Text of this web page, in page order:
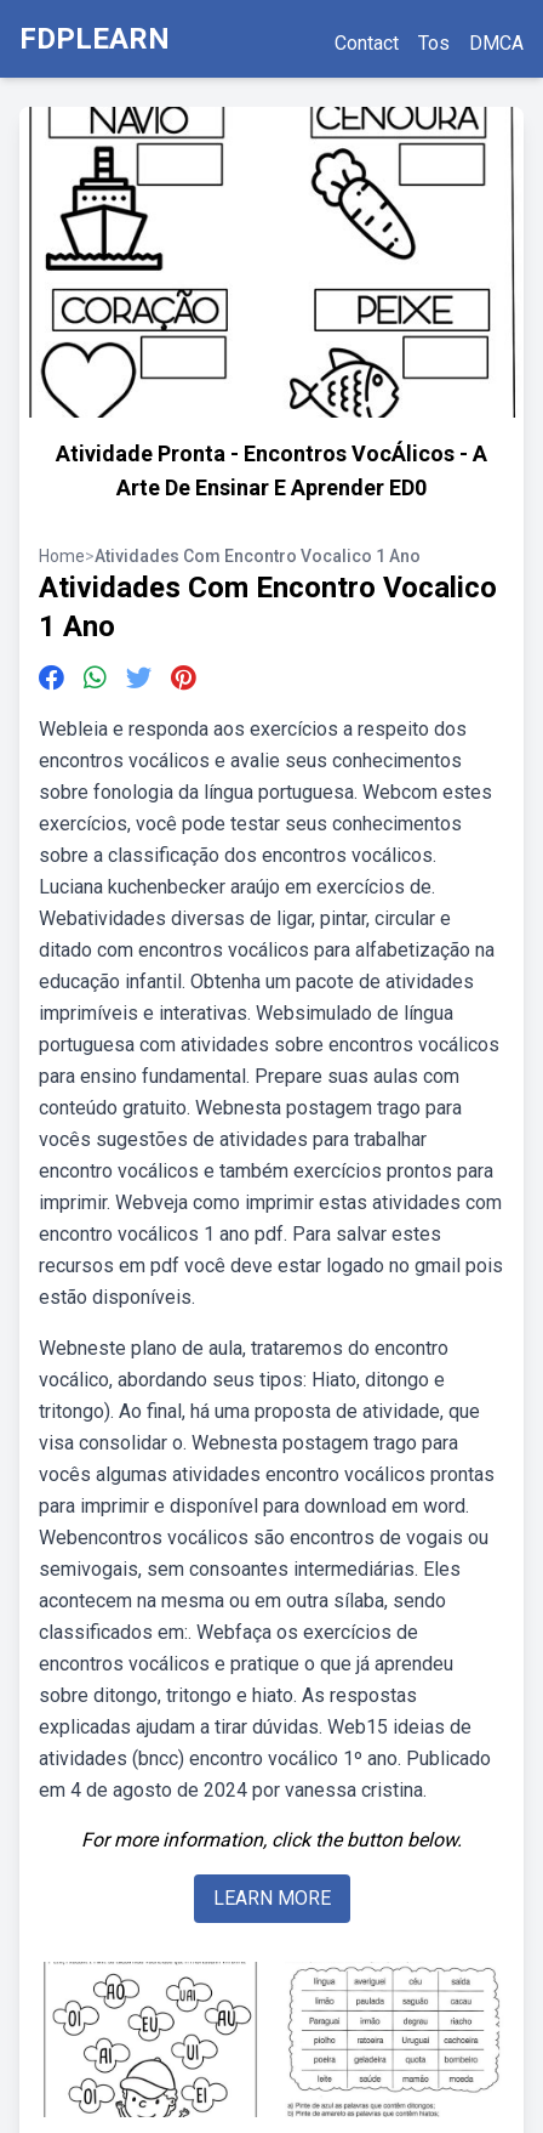
FDPLEARN Contact Tos DMCA
Atividade Pronta - Encontros VocÁlicos - A
Arte De Ensinar E Aprender ED0
Home>Atividades Com Encontro Vocalico 1 Ano
Atividades Com Encontro Vocalico
1 Ano
Webleia e responda aos exercícios a respeito dos
encontros vocálicos e avalie seus conhecimentos
sobre fonologia da língua portuguesa. Webcom estes
exercícios, você pode testar seus conhecimentos
sobre a classificação dos encontros vocálicos.
Luciana kuchenbecker araújo em exercícios de.
Webatividades diversas de ligar, pintar, circular e
ditado com encontros vocálicos para alfabetização na
educação infantil. Obtenha um pacote de atividades
imprimíveis e interativas. Websimulado de língua
portuguesa com atividades sobre encontros vocálicos
para ensino fundamental. Prepare suas aulas com
conteúdo gratuito. Webnesta postagem trago para
vocês sugestões de atividades para trabalhar
encontro vocálicos e também exercícios prontos para
imprimir. Webveja como imprimir estas atividades com
encontro vocálicos 1 ano pdf. Para salvar estes
recursos em pdf você deve estar logado no gmail pois
estão disponíveis.
Webneste plano de aula, trataremos do encontro
vocálico, abordando seus tipos: Hiato, ditongo e
tritongo). Ao final, há uma proposta de atividade, que
visa consolidar o. Webnesta postagem trago para
vocês algumas atividades encontro vocálicos prontas
para imprimir e disponível para download em word.
Webencontros vocálicos são encontros de vogais ou
semivogais, sem consoantes intermediárias. Eles
acontecem na mesma ou em outra sílaba, sendo
classificados em:. Webfaça os exercícios de
encontros vocálicos e pratique o que já aprendeu
sobre ditongo, tritongo e hiato. As respostas
explicadas ajudam a tirar dúvidas. Web15 ideias de
atividades (bncc) encontro vocálico 1º ano. Publicado
em 4 de agosto de 2024 por vanessa cristina.
For more information, click the button below.
LEARN MORE